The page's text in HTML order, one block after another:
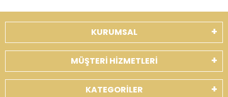
KURUMSAL
MÜŞTERİ HİZMETLERİ
KATEGORİLER